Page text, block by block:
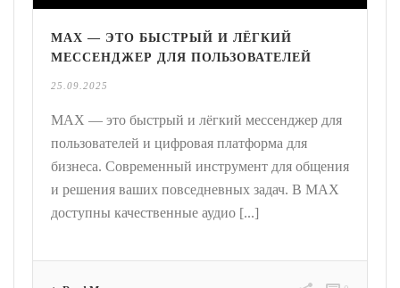
MAX — ЭТО БЫСТРЫЙ И ЛЁГКИЙ
МЕССЕНДЖЕР ДЛЯ ПОЛЬЗОВАТЕЛЕЙ
25.09.2025
MAX — это быстрый и лёгкий мессенджер для
пользователей и цифровая платформа для
бизнеса. Современный инструмент для общения
и решения ваших повседневных задач. В MAX
доступны качественные аудио [...]